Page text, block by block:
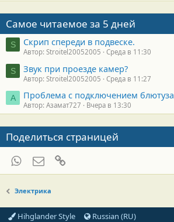
Самое читаемое за 5 дней
S Скрип спереди в подвеске.
Автор: Stroitel20052005 Среда в 11:30
S Звук при проезде камер?
Автор: Stroitel20052005 Среда в 11:27
А Проблема с подключением блютуза
Автор: Азамат727 Вчера в 13:30
Поделиться страницей
WhatsAppЭлектронная почта
Электрика
Hihglander Style Russian (RU)